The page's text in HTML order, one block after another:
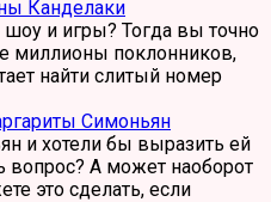
Канделаки
шоу и игры? Тогда вы точно
миллионы поклонников,
найти слитый номер
Симоньян
и хотели бы выразить ей
вопрос? А может наоборот
это сделать, если